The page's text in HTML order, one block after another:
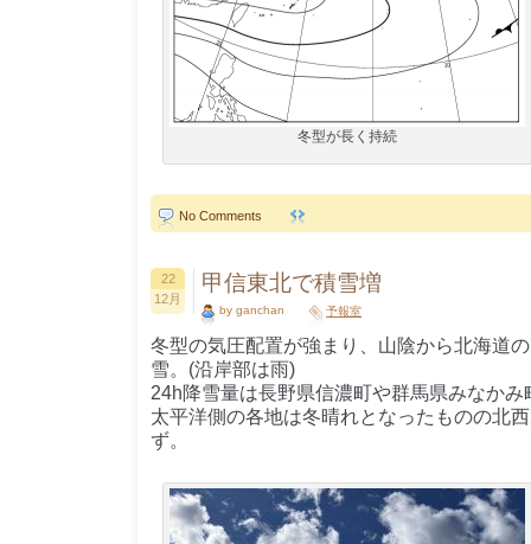
冬型が長く持続
No Comments
22
12月
甲信東北で積雪増
by ganchan 予報室
冬型の気圧配置が強まり、山陰から北海道
雪。(沿岸部は雨)
24h降雪量は長野県信濃町や群馬県みなか
太平洋側の各地は冬晴れとなったものの北
ず。